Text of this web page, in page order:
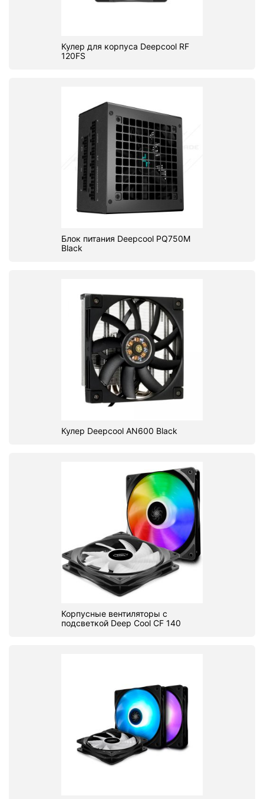
Кулер для корпуса Deepcool RF
120FS
Блок питания Deepcool PQ750M
Black
Кулер Deepcool AN600 Black
Корпусные вентиляторы с
подсветкой Deep Cool CF 140